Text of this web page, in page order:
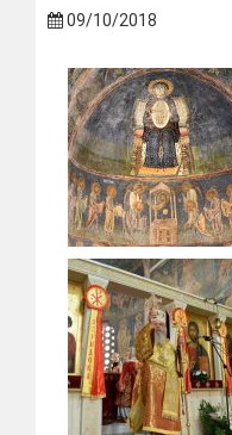
09/10/2018